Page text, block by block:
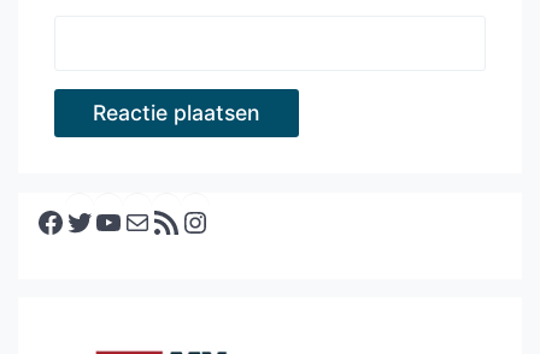
Facebook Twitter YouTube E-mail RSS feed